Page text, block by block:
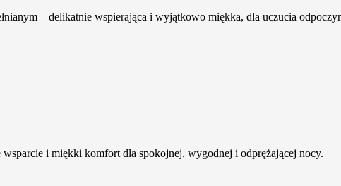
– delikatnie wspierająca i wyjątkowo miękka, dla uczucia
i miękki komfort dla spokojnej, wygodnej i odprężającej nocy.